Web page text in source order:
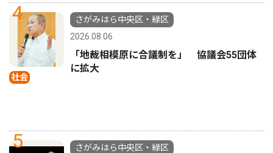
4
社会
さがみはら中央区・緑区
2026.08.06
「地裁相模原に合議制を」 協議会55団体
に拡大
5
さがみはら中央区・緑区